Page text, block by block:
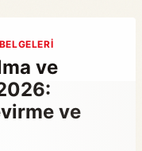
ve
ve